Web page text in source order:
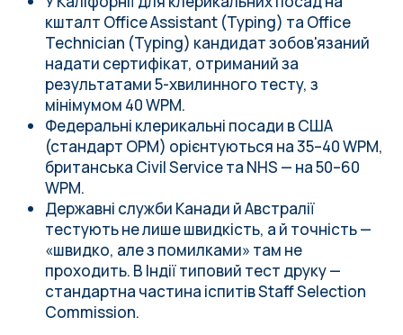
кшталт Office Assistant (Typing) та Office
Technician (Typing) кандидат зобов'язаний
надати сертифікат, отриманий за
результатами 5-хвилинного тесту, з
мінімумом 40 WPM.
Федеральні клерикальні посади в США
(стандарт OPM) орієнтуються на 35–40 WPM,
британська Civil Service та NHS — на 50–60
WPM.
Державні служби Канади й Австралії
тестують не лише швидкість, а й точність —
«швидко, але з помилками» там не
проходить. В Індії типовий тест друку —
стандартна частина іспитів Staff Selection
Commission.